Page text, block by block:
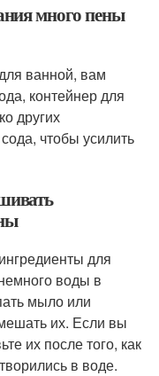
много пены
ванной, вам
контейнер для
других
чтобы усилить
для
воды в
мыло или
их. Если вы
их после того, как
в воде.